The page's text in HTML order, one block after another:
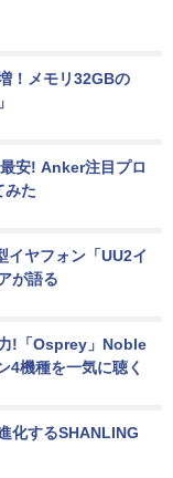
！メモリ32GBの
安! Anker注目プロ
みた
イヤフォン「UU2イ
が語る
!「Osprey」Noble
4機種を一気に聴く
化するSHANLING